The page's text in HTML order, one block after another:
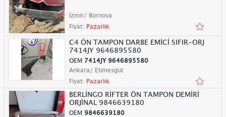
İzmir/ Bornova
Fiyat: Pazarlık
C4 ÖN TAMPON DARBE EMİCİ SIFIR-ORJ
7414JY 9646895580
OEM 7414JY 9646895580
Ankara/ Etimesgut
Fiyat: Pazarlık
BERLİNGO RİFTER ÖN TAMPON DEMİRİ
ORJİNAL 9846639180
OEM 9846639180